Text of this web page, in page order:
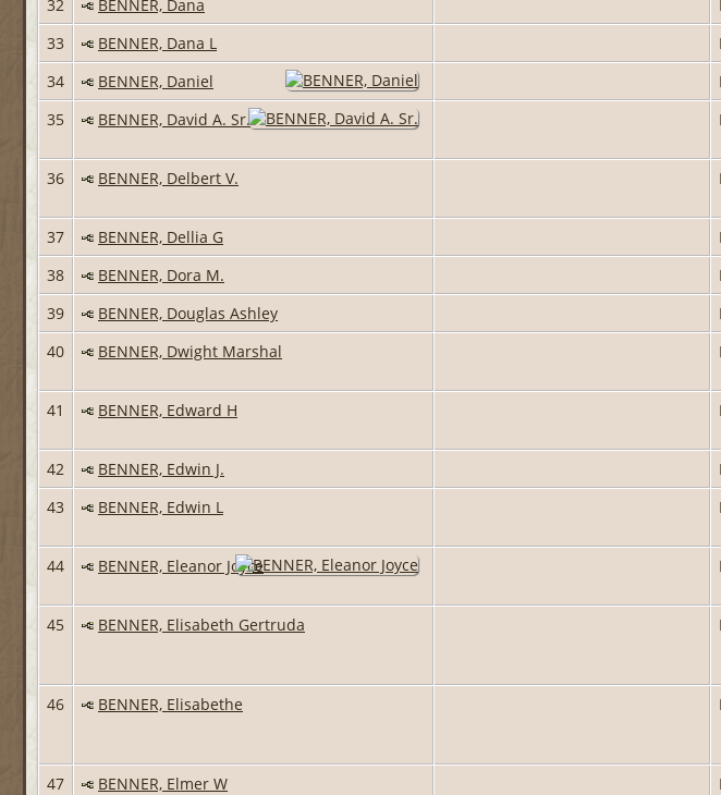
32 BENNER, Dana
33
BENNER, Dana L
34
BENNER, Daniel
35
BENNER, David A. Sr.
36 BENNER, Delbert V.
37 BENNER, Dellia G
38
BENNER, Dora M.
39
BENNER, Douglas Ashley
40
BENNER, Dwight Marshal
41 BENNER, Edward H
42 BENNER, Edwin J.
43
BENNER, Edwin L
44 BENNER, Eleanor Joyce
45 BENNER, Elisabeth Gertruda
46 BENNER, Elisabethe
47 BENNER, Elmer W